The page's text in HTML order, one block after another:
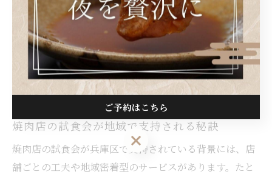
イベント参加時は、予約が必要な場合や当日限定の特別
コースが用意されることも多く、最新情報は各店舗の公
式サイトやSNSでチェックするのがおすすめです。焼肉
好き同士が交流できる機会としても、こうしたイベント
は大きな役割を果たしています。
焼肉店の試食会が地域で支持される秘訣
焼肉店の試食会が兵庫区で支持されている背景には、店
舗ごとの工夫や地域密着型のサービスがあります。たと
ご予約はこちら
ご予約はこちら